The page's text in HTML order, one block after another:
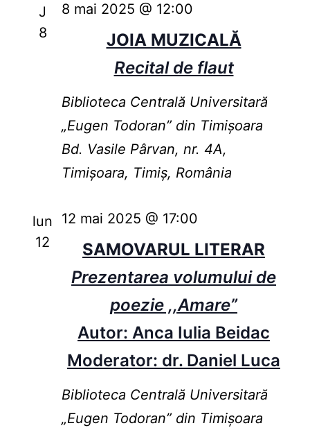
J
8
JOIA MUZICALĂ
Recital de flaut
8 mai 2025 @ 12:00
Biblioteca Centrală Universitară
„Eugen Todoran” din Timişoara
Bd. Vasile Pârvan, nr. 4A,
Timișoara, Timiș, România
lun
12
SAMOVARUL LITERAR
Prezentarea volumului de
poezie ,,Amare”
Autor: Anca Iulia Beidac
Moderator: dr. Daniel Luca
12 mai 2025 @ 17:00
Biblioteca Centrală Universitară
„Eugen Todoran” din Timişoara